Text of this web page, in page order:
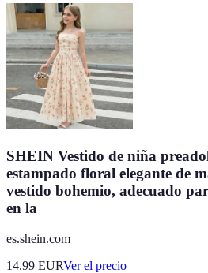
SHEIN Vestido de niña
estampado floral elegante de
vestido bohemio, adecuado
en la
es.shein.com
14.99 EURVer el precio